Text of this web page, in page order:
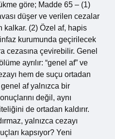
göre; Madde 65 – (1)
düşer ve verilen cezalar
kalkar. (2) Özel af, hapis
kurumunda geçirilecek
cezasına çevirebilir. Genel
ayrılır: “genel af” ve
hem de suçu ortadan
af yalnızca bir
değil, aynı
de ortadan kaldırır.
yalnızca cezayı
kapsıyor? Yeni